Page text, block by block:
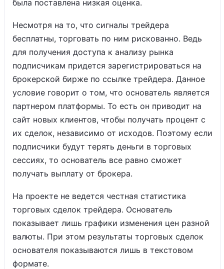
была поставлена низкая оценка.
Несмотря на то, что сигналы трейдера
бесплатны, торговать по ним рискованно. Ведь
для получения доступа к анализу рынка
подписчикам придется зарегистрироваться на
брокерской бирже по ссылке трейдера. Данное
условие говорит о том, что основатель является
партнером платформы. То есть он приводит на
сайт новых клиентов, чтобы получать процент с
их сделок, независимо от исходов. Поэтому если
подписчики будут терять деньги в торговых
сессиях, то основатель все равно сможет
получать выплату от брокера.
На проекте не ведется честная статистика
торговых сделок трейдера. Основатель
показывает лишь графики изменения цен разной
валюты. При этом результаты торговых сделок
основателя показываются лишь в текстовом
формате.